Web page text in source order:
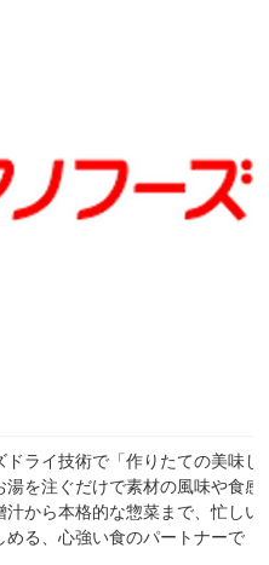
ライ技術で「作りたての美味し
を注ぐだけで素材の風味や食感
から本格的な惣菜まで、忙しい
る、心強い食のパートナーで